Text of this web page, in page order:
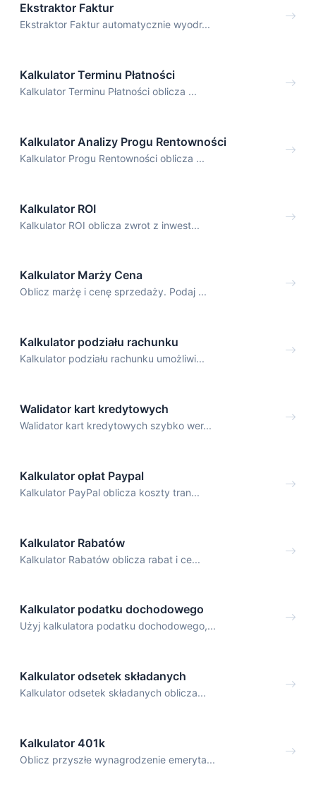
Ekstraktor Faktur
Ekstraktor Faktur automatycznie wyodr...
Kalkulator Terminu Płatności
Kalkulator Terminu Płatności oblicza ...
Kalkulator Analizy Progu Rentowności
Kalkulator Progu Rentowności oblicza ...
Kalkulator ROI
Kalkulator ROI oblicza zwrot z inwest...
Kalkulator Marży Cena
Oblicz marżę i cenę sprzedaży. Podaj ...
Kalkulator podziału rachunku
Kalkulator podziału rachunku umożliwi...
Walidator kart kredytowych
Walidator kart kredytowych szybko wer...
Kalkulator opłat Paypal
Kalkulator PayPal oblicza koszty tran...
Kalkulator Rabatów
Kalkulator Rabatów oblicza rabat i ce...
Kalkulator podatku dochodowego
Użyj kalkulatora podatku dochodowego,...
Kalkulator odsetek składanych
Kalkulator odsetek składanych oblicza...
Kalkulator 401k
Oblicz przyszłe wynagrodzenie emeryta...